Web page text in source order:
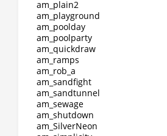
am_plain2
am_playground
am_poolday
am_poolparty
am_quickdraw
am_ramps
am_rob_a
am_sandfight
am_sandtunnel
am_sewage
am_shutdown
am_SilverNeon